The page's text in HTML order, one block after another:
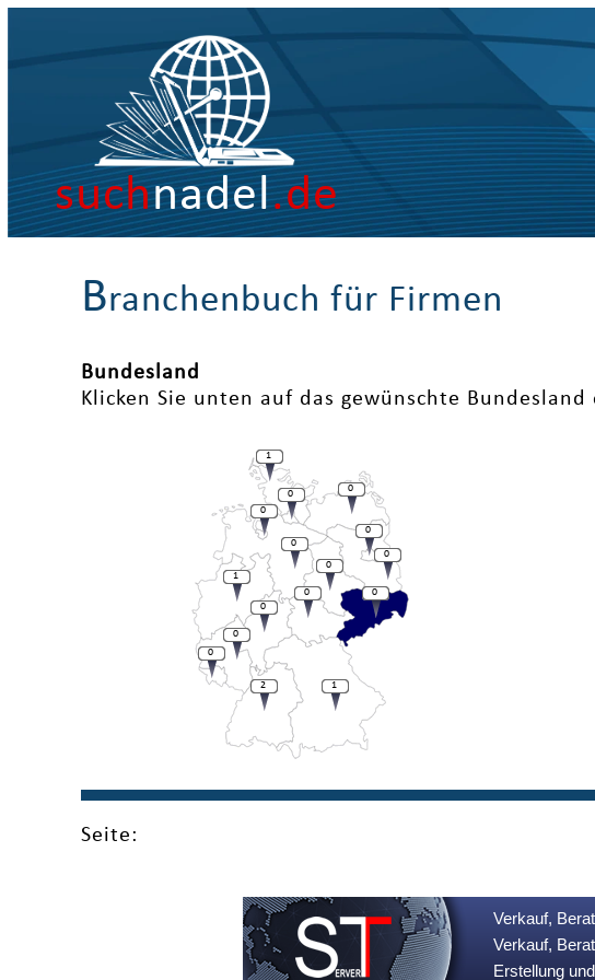
suchnadel.de
Branchenbuch für Firmen
Bundesland
Klicken Sie unten auf das gewünschte
0
0
1
0
0
0
0
1
0
0
0
0
0
2
0
1
Seite:
Verkauf,
Verkauf,
Erstellung